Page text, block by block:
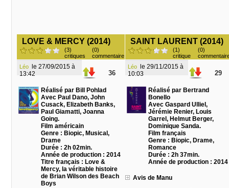
LOVE & MERCY (2014)
(3)
critiques
(0)
commentaire
Léo
13:42
36
Réalisé par Bill Pohlad
Avec Paul Dano, John
Cusack, Elizabeth Banks,
Paul Giamatti, Joanna
Going.
Film américain
Genre : Biopic, Musical,
Drame
Durée : 2h 02min.
Année de production : 2014
Titre français : Love &
Mercy, la véritable histoire
de Brian Wilson des Beach
Boys
SAINT LAURENT (2014)
(1)
critique
(0)
Léo
10:03
29
Réalisé par Bertrand
Bonello
Avec Gaspard Ulliel,
Jérémie Renier, Louis
Garrel, Helmut Berger,
Dominique Sanda.
Film français
Genre : Biopic, Drame,
Romance
Durée : 2h 37min.
Année de production : 2014
Avis de Manu